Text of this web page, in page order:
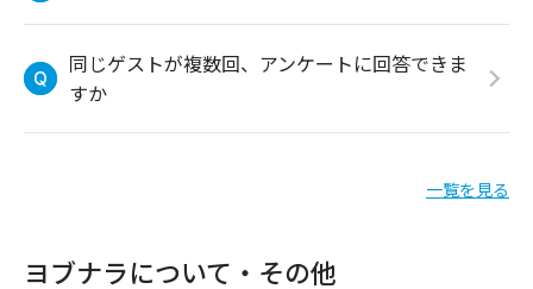
同じゲストが複数回、アンケートに回答できま
すか
一覧を見る
ヨブナラについて・その他